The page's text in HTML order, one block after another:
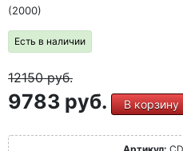
(2000)
Есть в наличии
12150руб.
9783 руб. В корзину